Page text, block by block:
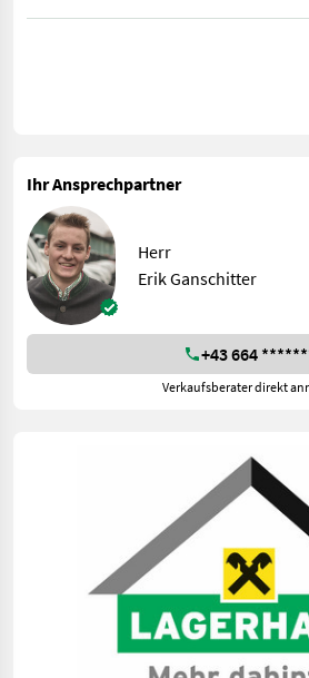
Heckaufbereiter von Kuhn mit
Ihr Ansprechpartner
Herr
Erik Ganschitter
+43 664
Verkaufsberater direkt